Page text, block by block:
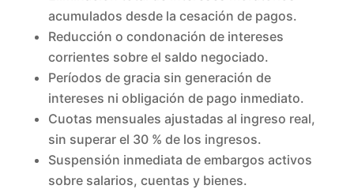
acumulados desde la cesación de pagos.
Reducción o condonación de intereses
corrientes sobre el saldo negociado.
Períodos de gracia sin generación de
intereses ni obligación de pago inmediato.
Cuotas mensuales ajustadas al ingreso real,
sin superar el 30 % de los ingresos.
Suspensión inmediata de embargos activos
sobre salarios, cuentas y bienes.